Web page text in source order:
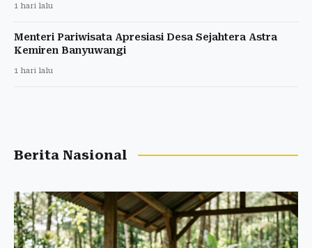
1 hari lalu
Menteri Pariwisata Apresiasi Desa Sejahtera Astra
Kemiren Banyuwangi
1 hari lalu
Berita Nasional